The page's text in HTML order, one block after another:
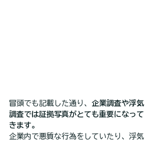
冒頭でも記載した通り、 企業調査や浮気
調査では証拠写真がとても重要になって
きます。
企業内で悪質な行為をしていたり、浮気